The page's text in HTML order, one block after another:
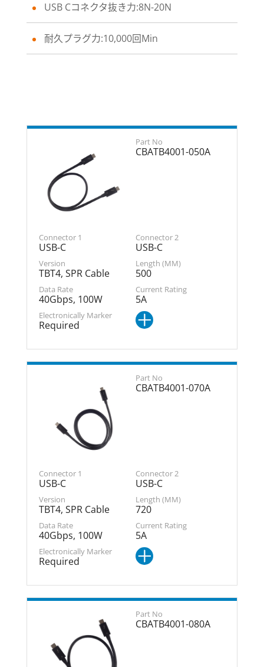
USB Cコネクタ抜き力:8N-20N
耐久プラグ力:10,000回Min
CBATB4001-050A
USB-C
USB-C
TBT4, SPR Cable
500
40Gbps, 100W
5A
Required
CBATB4001-070A
USB-C
USB-C
TBT4, SPR Cable
720
40Gbps, 100W
5A
Required
CBATB4001-080A